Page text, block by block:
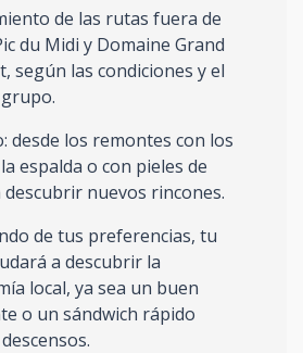
de las rutas fuera de
du Midi y Domaine Grand
según las condiciones y el
desde los remontes con los
espalda o con pieles de
nuevos rincones.
de tus preferencias, tu
a descubrir la
local, ya sea un buen
o un sándwich rápido